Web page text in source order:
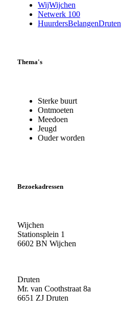
WijWijchen
Netwerk 100
HuurdersBelangenDruten
Thema's
Sterke buurt
Ontmoeten
Meedoen
Jeugd
Ouder worden
Bezoekadressen
Wijchen
Stationsplein 1
6602 BN Wijchen
Druten
Mr. van Coothstraat 8a
6651 ZJ Druten